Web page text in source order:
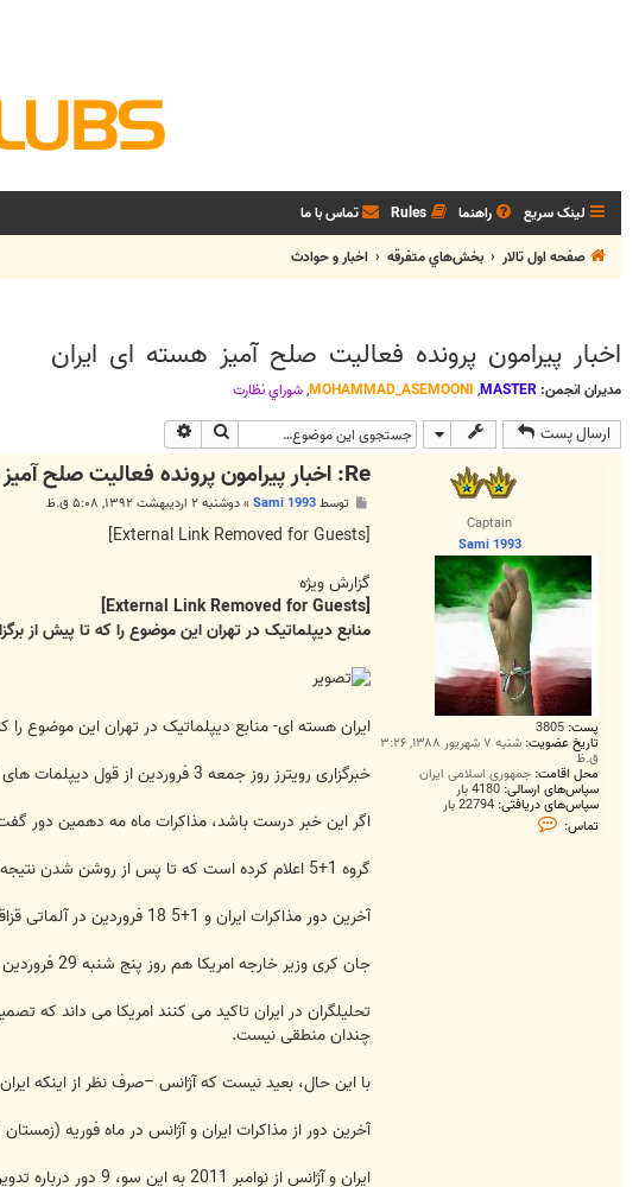
لینک سریع راهنما Rules تماس با ما
صفحه اول تالار
بخش‌‌هاي متفرقه اخبار و حوادث
اخبار پیرامون پرونده فعالیت صلح آمیز هسته ای ایران
مدیران انجمن: MASTER
,
MOHAMMAD_ASEMOONI
,شوراي نظارت
ارسال پست جستجو
Captain
Sami 1993
پست: 3805
تاریخ عضویت: شنبه ۷ شهریور ۱۳۸۸, ۳:۲۶
ق.ظ
محل اقامت: جمهوری اسلامی ایران
سپاس‌های ارسالی: 4180 بار
سپاس‌های دریافتی: 22794 بار
تماس:
ت
Re: اخبار پیرامون پرونده فعالیت صلح آمیز هسته ای ایران
ت
توسطSami 1993
»دوشنبه ۲ اردیبهشت ۱۳۹۲, ۵:۰۸ ق.ظ
[External Link Removed for Guests]
گزارش ویژه
[External Link Removed for Guests]
منابع دیپلماتیک در تهران این موضوع را که تا پیش از
ایران هسته ای- منابع دیپلماتیک در تهران این موضوع را
خبرگزاری رویترز روز جمعه 3 فروردین از قول دیپلمات های اروپایی در وین گزارش داد که احتمالا دور جدید مذاکرات ایران و آژانس در ماه مه (اواخر اردیبهشت ماه) برگزار خواهد شد.
اگر این خبر درست باشد، مذاکرات ماه مه دهمین دور گفت وگوهای
گروه 1+5 اعلام کرده است که تا پس از روشن شدن نتیجه انتخابات ریاست جمهوری در ایران احتمالا دور جدیدی از مذاکرات با ایران برگزار نخواهد شد.
آخرین دور مذاکرات ایران و 1+5 18 فروردین در آلماتی قزاقستان برگزار شد اما به دلیل انعطاف ناپذیری گروه 1+5 به نتیجه نرسید.
جان کری وزیر خارجه امریکا هم روز پنج شنبه 29 فروردین تایید کرده است که این گروه در انتظار نتیجه انتخابات ایران خواهد ماند.
تحلیلگران در ایران تاکید می کنند امریکا می داند که
چندان منطقی نیست.
با این حال، بعید نیست که آژانس –صرف نظر از اینکه ایران و گروه 1+5 مذاکرات خود را چه زمانی انجام می دهند- مایل به انجام یک دور مذاکره فنی
آخرین دور از مذاکرات ایران و آژانس در ماه فوریه (زمستان 1391) برگزار شد.